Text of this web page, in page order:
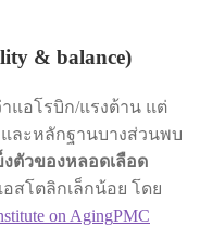
& balance)
แอโรบิก/แรงต้าน แต่
ละหลักฐานบางส่วนพบ
ตัวของหลอดเลือด
สโตลิกเล็กน้อย โดย
on AgingPMC